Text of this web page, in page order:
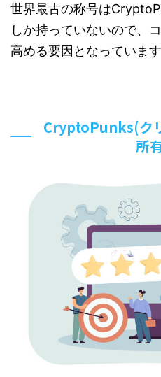
世界最古の称号は
しか持っていないので、
高める要因となっています
CryptoPunks(ク
所